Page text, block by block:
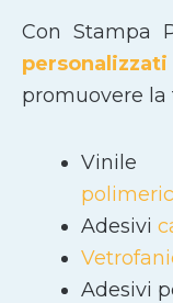
Con Stampa
personalizzati
promuovere
Vinile
Adesivi
Adesivi